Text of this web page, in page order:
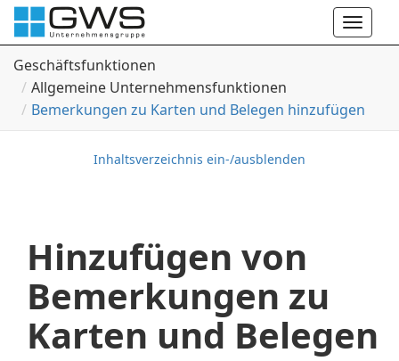
Toggle
Geschäftsfunktionen
Allgemeine Unternehmensfunktionen
Bemerkungen zu Karten und Belegen hinzufügen
Inhaltsverzeichnis ein-/ausblenden
Hinzufügen von
Bemerkungen zu
Karten und Belegen